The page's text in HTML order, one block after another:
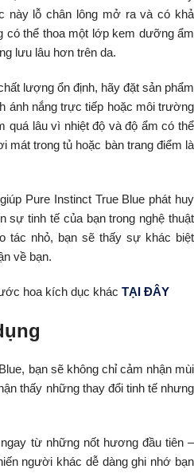
này lỗ chân lông mở ra và có khả
có thể thoa một lớp kem dưỡng ẩm
lưu lâu hơn trên da.
lượng ổn định, hãy đặt sản phẩm
ánh nắng trực tiếp hoặc môi trường
quá lâu vì nhiệt độ và độ ẩm có thể
mát trong tủ hoặc bàn trang điểm là
Pure Instinct True Blue phát huy
sự tinh tế của bạn trong nghệ thuật
tác nhỏ, bạn sẽ thấy sự khác biệt
về bạn.
hoa kích dục khác TẠI ĐÂY
bạn sẽ không chỉ cảm nhận mùi
thấy những thay đổi tinh tế nhưng
từ những nốt hương đầu tiên –
người khác dễ dàng ghi nhớ bạn